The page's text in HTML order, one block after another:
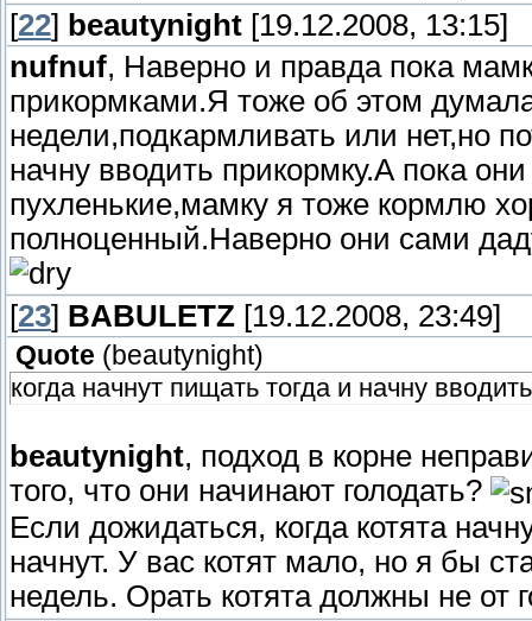
[22] beautynight [19.12.2008, 13:15]
nufnuf, Наверно и правда пока
прикормками.Я тоже об этом
недели,подкармливать или нет,но
начну вводить прикормку.А пока
пухленькие,мамку я тоже кормлю
полноценный.Наверно они сами
[23] BABULETZ [19.12.2008, 23:49]
Quote (beautynight)
когда начнут пищать тогда и начну
beautynight, подход в корне
того, что они начинают голодать?
Если дожидаться, когда котята
начнут. У вас котят мало, но я бы
недель. Орать котята должны не от